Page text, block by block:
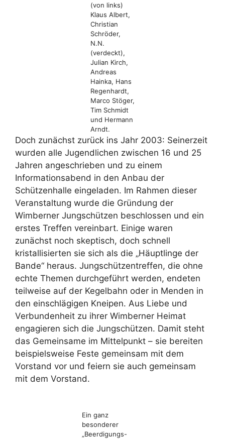
(von links)
Klaus Albert,
Christian
Schröder,
N.N.
(verdeckt),
Julian Kirch,
Andreas
Hainka, Hans
Regenhardt,
Marco Stöger,
Tim Schmidt
und Hermann
Arndt.
Doch zunächst zurück ins Jahr 2003: Seinerzeit
wurden alle Jugendlichen zwischen 16 und 25
Jahren angeschrieben und zu einem
Informationsabend in den Anbau der
Schützenhalle eingeladen. Im Rahmen dieser
Veranstaltung wurde die Gründung der
Wimberner Jungschützen beschlossen und ein
erstes Treffen vereinbart. Einige waren
zunächst noch skeptisch, doch schnell
kristallisierten sie sich als die „Häuptlinge der
Bande“ heraus. Jungschützentreffen, die ohne
echte Themen durchgeführt werden, endeten
teilweise auf der Kegelbahn oder in Menden in
den einschlägigen Kneipen. Aus Liebe und
Verbundenheit zu ihrer Wimberner Heimat
engagieren sich die Jungschützen. Damit steht
das Gemeinsame im Mittelpunkt – sie bereiten
beispielsweise Feste gemeinsam mit dem
Vorstand vor und feiern sie auch gemeinsam
mit dem Vorstand.
Ein ganz
besonderer
„Beerdigungs-